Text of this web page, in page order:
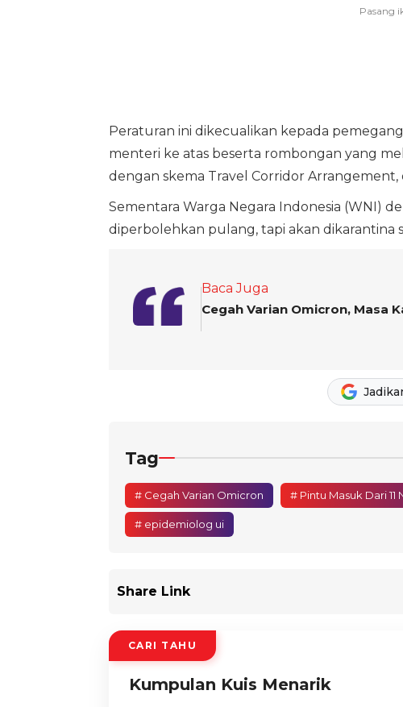
Peraturan ini dikecualikan kepada
menteri ke atas beserta rombongan yang
dengan skema Travel Corridor
Sementara Warga Negara Indonesia (WNI)
diperbolehkan pulang, tapi akan dikarantina
Baca Juga
Cegah Varian Omicron, Masa
Tag
# Cegah Varian Omicron # Pintu Masuk Dari
# epidemiolog ui
Share Link
CARI TAHU
Kumpulan Kuis Menarik